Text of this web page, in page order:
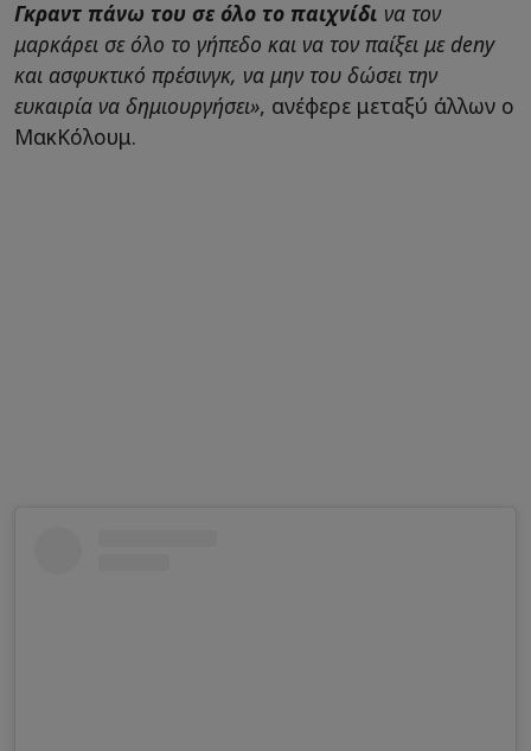
Γκραντ πάνω του σε όλο το παιχνίδι να τον
μαρκάρει σε όλο το γήπεδο και να τον παίξει με deny
και ασφυκτικό πρέσινγκ, να μην του δώσει την
ευκαιρία να δημιουργήσει», ανέφερε μεταξύ άλλων ο
ΜακΚόλουμ.